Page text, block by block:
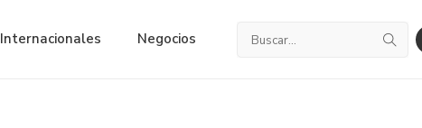
Internacionales Negocios